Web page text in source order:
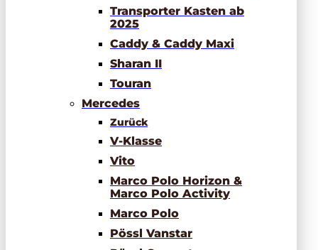
Transporter Kasten ab
2025
Caddy & Caddy Maxi
Sharan II
Touran
Mercedes
Zurück
V-Klasse
Vito
Marco Polo Horizon &
Marco Polo Activity
Marco Polo
Pössl Vanstar